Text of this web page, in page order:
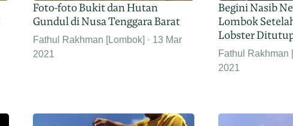
Foto-foto Bukit dan Hutan
Gundul di Nusa Tenggara Barat
Fathul Rakhman [Lombok]
13 Mar
2021
Begini Nasib
Lombok
Lobster
Fathul Rakhman
2021